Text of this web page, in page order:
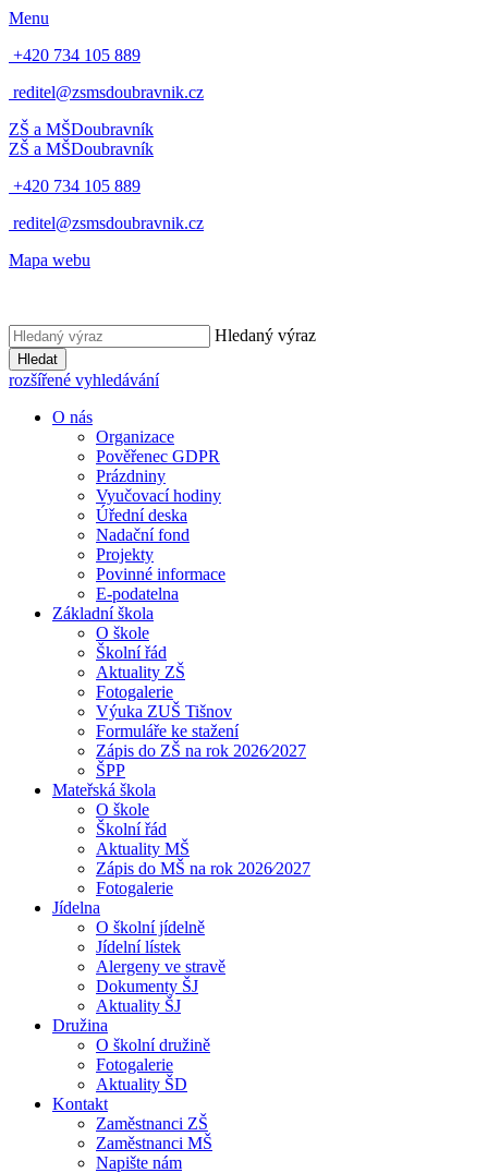
Menu
+420 734 105 889
reditel@zsmsdoubravnik.cz
ZŠ a MŠDoubravník
ZŠ a MŠDoubravník
+420 734 105 889
reditel@zsmsdoubravnik.cz
Mapa webu
Hledaný výraz
Hledat
rozšířené vyhledávání
O nás
Organizace
Pověřenec GDPR
Prázdniny
Vyučovací hodiny
Úřední deska
Nadační fond
Projekty
Povinné informace
E-podatelna
Základní škola
O škole
Školní řád
Aktuality ZŠ
Fotogalerie
Výuka ZUŠ Tišnov
Formuláře ke stažení
Zápis do ZŠ na rok 2026⁄2027
ŠPP
Mateřská škola
O škole
Školní řád
Aktuality MŠ
Zápis do MŠ na rok 2026⁄2027
Fotogalerie
Jídelna
O školní jídelně
Jídelní lístek
Alergeny ve stravě
Dokumenty ŠJ
Aktuality ŠJ
Družina
O školní družině
Fotogalerie
Aktuality ŠD
Kontakt
Zaměstnanci ZŠ
Zaměstnanci MŠ
Napište nám